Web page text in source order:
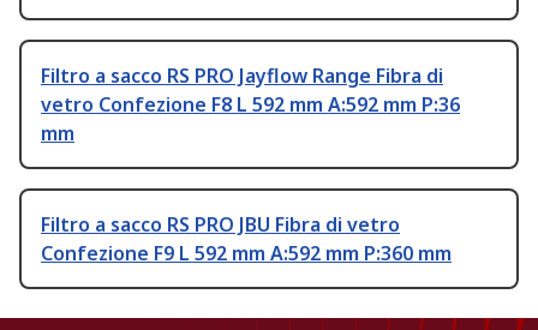
Filtro a sacco RS PRO Jayflow Range Fibra di
vetro Confezione F8 L 592 mm A:592 mm P:36
mm
Filtro a sacco RS PRO JBU Fibra di vetro
Confezione F9 L 592 mm A:592 mm P:360 mm